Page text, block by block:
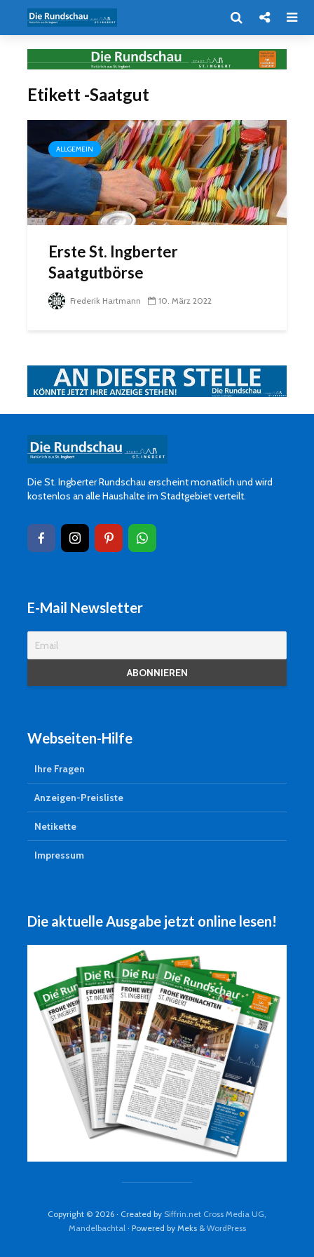
Etikett -Saatgut
ALLGEMEIN
Erste St. Ingberter
Saatgutbörse
Frederik Hartmann 10. März 2022
Die St. Ingberter Rundschau erscheint monatlich und wird
kostenlos an alle Haushalte im Stadtgebiet verteilt.
E-Mail Newsletter
Webseiten-Hilfe
Ihre Fragen
Anzeigen-Preisliste
Netikette
Impressum
Die aktuelle Ausgabe jetzt online lesen!
Copyright © 2026 · Created by Siffrin.net Cross Media UG,
Mandelbachtal· Powered by Meks & WordPress